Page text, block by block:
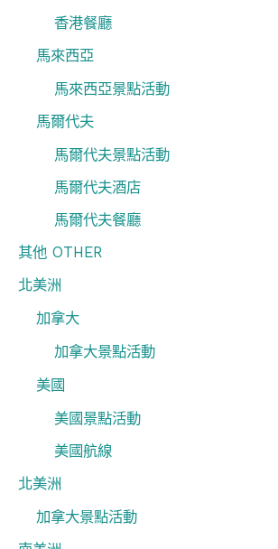
香港餐廳
馬來西亞
馬來西亞景點活動
馬爾代夫
馬爾代夫景點活動
馬爾代夫酒店
馬爾代夫餐廳
其他 OTHER
北美洲
加拿大
加拿大景點活動
美國
美國景點活動
美國航線
北美洲
加拿大景點活動